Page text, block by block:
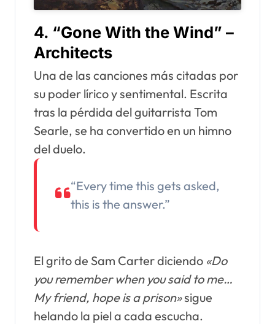
4. “Gone With the Wind” –
Architects
Una de las canciones más citadas por
su poder lírico y sentimental. Escrita
tras la pérdida del guitarrista Tom
Searle, se ha convertido en un himno
del duelo.
“Every time this gets asked,
this is the answer.”
El grito de Sam Carter diciendo «Do
you remember when you said to me…
My friend, hope is a prison»sigue
helando la piel a cada escucha.